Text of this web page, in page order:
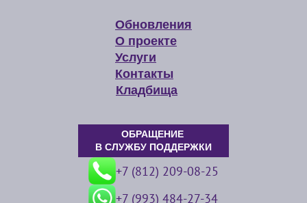
Обновления
О проекте
Услуги
Контакты
Кладбища
ОБРАЩЕНИЕ
В СЛУЖБУ ПОДДЕРЖКИ
+7 (812) 209-08-25
+7 (993) 484-27-34